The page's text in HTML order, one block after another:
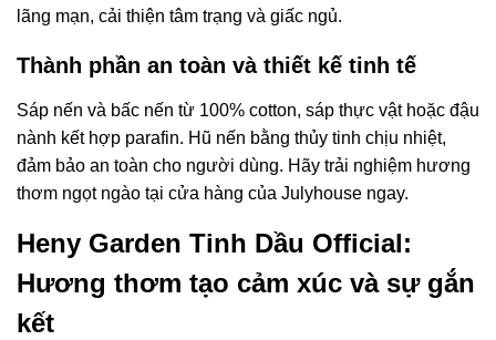
lãng mạn, cải thiện tâm trạng và giấc ngủ.
Thành phần an toàn và thiết kế tinh tế
Sáp nến và bấc nến từ 100% cotton, sáp thực vật hoặc đậu
nành kết hợp parafin. Hũ nến bằng thủy tinh chịu nhiệt,
đảm bảo an toàn cho người dùng. Hãy trải nghiệm hương
thơm ngọt ngào tại cửa hàng của Julyhouse ngay.
Heny Garden Tinh Dầu Official:
Hương thơm tạo cảm xúc và sự gắn
kết